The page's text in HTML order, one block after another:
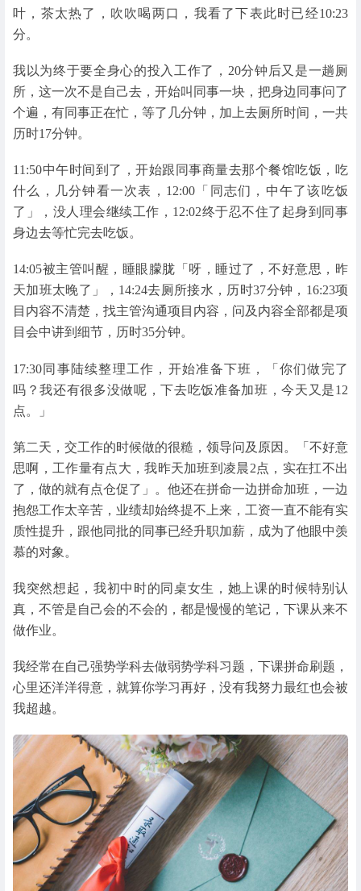
叶，茶太热了，吹吹喝两口，我看了下表此时已经10:23
分。
我以为终于要全身心的投入工作了，20分钟后又是一趟厕
所，这一次不是自己去，开始叫同事一块，把身边同事问了
个遍，有同事正在忙，等了几分钟，加上去厕所时间，一共
历时17分钟。
11:50中午时间到了，开始跟同事商量去那个餐馆吃饭，吃
什么，几分钟看一次表，12:00「同志们，中午了该吃饭
了」，没人理会继续工作，12:02终于忍不住了起身到同事
身边去等忙完去吃饭。
14:05被主管叫醒，睡眼朦胧「呀，睡过了，不好意思，昨
天加班太晚了」，14:24去厕所接水，历时37分钟，16:23项
目内容不清楚，找主管沟通项目内容，问及内容全部都是项
目会中讲到细节，历时35分钟。
17:30同事陆续整理工作，开始准备下班，「你们做完了
吗？我还有很多没做呢，下去吃饭准备加班，今天又是12
点。」
第二天，交工作的时候做的很糙，领导问及原因。「不好意
思啊，工作量有点大，我昨天加班到凌晨2点，实在扛不出
了，做的就有点仓促了」。他还在拼命一边拼命加班，一边
抱怨工作太辛苦，业绩却始终提不上来，工资一直不能有实
质性提升，跟他同批的同事已经升职加薪，成为了他眼中羡
慕的对象。
我突然想起，我初中时的同桌女生，她上课的时候特别认
真，不管是自己会的不会的，都是慢慢的笔记，下课从来不
做作业。
我经常在自己强势学科去做弱势学科习题，下课拼命刷题，
心里还洋洋得意，就算你学习再好，没有我努力最红也会被
我超越。